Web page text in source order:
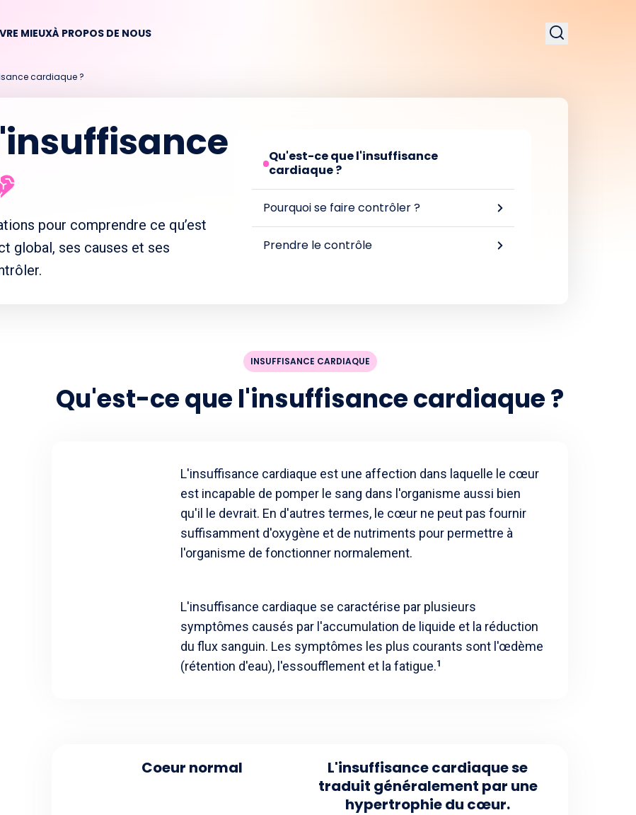
MIEUXÀ PROPOS DE NOUS
cardiaque ?
pour comprendre ce qu’est
global, ses causes et ses
Qu'est-ce que l'insuffisance
cardiaque ?
Pourquoi se faire contrôler ?
Prendre le contrôle
INSUFFISANCE CARDIAQUE
Qu'est-ce que l'insuffisance cardiaque ?
L'insuffisance cardiaque est une affection dans laquelle le cœur
est incapable de pomper le sang dans l'organisme aussi bien
qu'il le devrait. En d'autres termes, le cœur ne peut pas fournir
suffisamment d'oxygène et de nutriments pour permettre à
l'organisme de fonctionner normalement.
L'insuffisance cardiaque se caractérise par plusieurs
symptômes causés par l'accumulation de liquide et la réduction
du flux sanguin. Les symptômes les plus courants sont l'œdème
(rétention d'eau), l'essoufflement et la fatigue.1
Coeur normal
L'insuffisance cardiaque se
traduit généralement par une
hypertrophie du cœur.